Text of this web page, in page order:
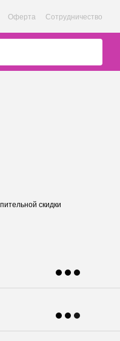
Оферта Сотрудничество
скидки